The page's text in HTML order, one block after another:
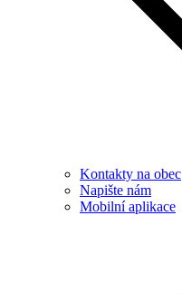
Kontakty na obec
Napište nám
Mobilní aplikace